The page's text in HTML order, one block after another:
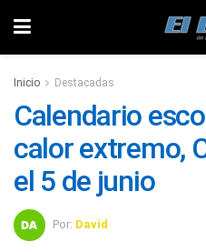
Inicio Destacadas
Calendario
calor extremo,
el 5 de junio
Por: David